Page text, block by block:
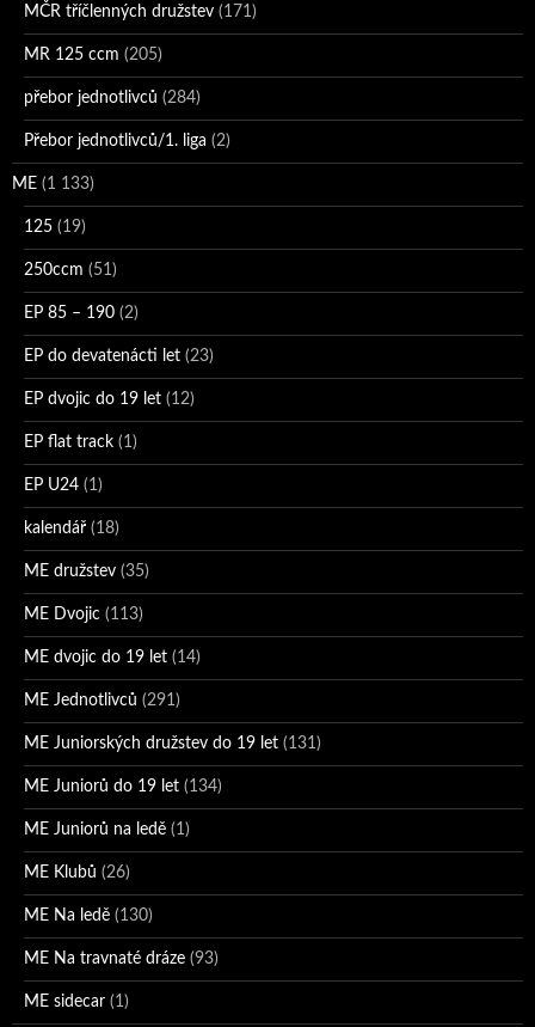
MČR tříčlenných družstev (171)
MR 125 ccm (205)
přebor jednotlivců (284)
Přebor jednotlivců/1. liga (2)
ME (1 133)
125 (19)
250ccm (51)
EP 85 – 190 (2)
EP do devatenácti let (23)
EP dvojic do 19 let (12)
EP flat track (1)
EP U24 (1)
kalendář (18)
ME družstev (35)
ME Dvojic (113)
ME dvojic do 19 let (14)
ME Jednotlivců (291)
ME Juniorských družstev do 19 let (131)
ME Juniorů do 19 let (134)
ME Juniorů na ledě (1)
ME Klubů (26)
ME Na ledě (130)
ME Na travnaté dráze (93)
ME sidecar (1)